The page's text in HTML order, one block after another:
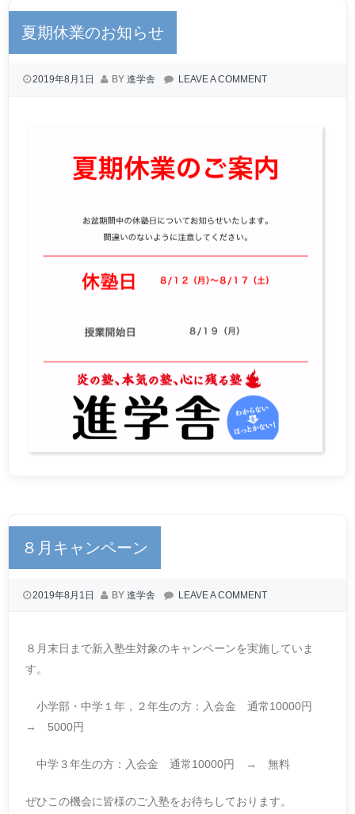
夏期休業のお知らせ
2019年8月1日 BY 進学舎 LEAVE A COMMENT
８月キャンペーン
2019年8月1日 BY 進学舎 LEAVE A COMMENT
８月末日まで新入塾生対象のキャンペーンを実施していま
す。
小学部・中学１年，２年生の方：入会金 通常10000円
→ 5000円
中学３年生の方：入会金 通常10000円 → 無料
ぜひこの機会に皆様のご入塾をお待ちしております。